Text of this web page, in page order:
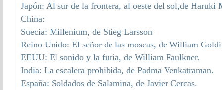
Japón: Al sur de la frontera, al oeste del sol,de Haruki
China:
Suecia: Millenium, de Stieg Larsson
Reino Unido: El señor de las moscas, de William
EEUU: El sonido y la furia, de William Faulkner.
India: La escalera prohibida, de Padma Venkatraman.
España: Soldados de Salamina, de Javier Cercas.